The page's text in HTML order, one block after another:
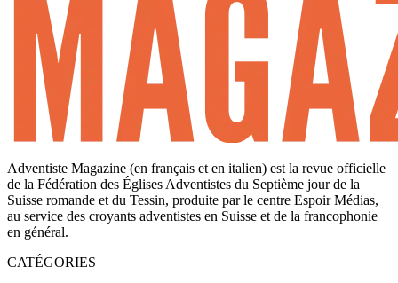
Adventiste Magazine (en français et en italien) est la revue officielle
de la Fédération des Églises Adventistes du Septième jour de la
Suisse romande et du Tessin, produite par le centre Espoir Médias,
au service des croyants adventistes en Suisse et de la francophonie
en général.
CATÉGORIES